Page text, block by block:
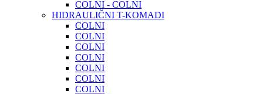
COLNI - COLNI
HIDRAULIČNI T-KOMADI
COLNI
COLNI
COLNI
COLNI
COLNI
COLNI
COLNI